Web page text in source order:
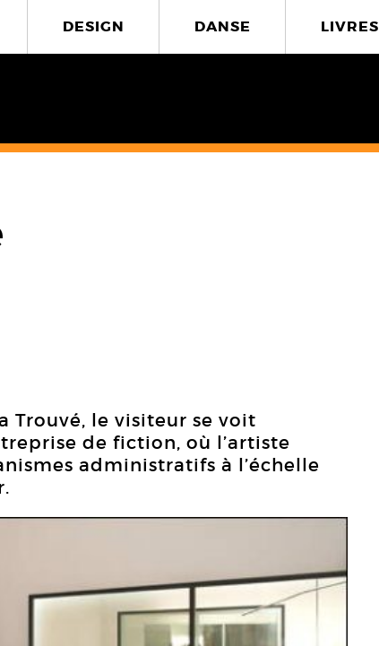
DESIGN DANSE LIVRES
Trouvé, le visiteur se voit
de fiction, où l’artiste
administratifs à l’échelle